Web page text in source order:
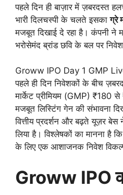
पहले दिन ही बाज़ार में ज़बरदस्त
भारी दिलचस्पी के चलते इसकाग्रे
मजबूत दिखाई दे रहा है। कंपनी ने
भरोसेमंद ब्रांड छवि के बल पर
Groww IPO Day 1 GMP
पहले ही दिन निवेशकों के बीच
मार्केट प्रीमियम (GMP) ₹180
मजबूत लिस्टिंग गेन की संभावना
वित्तीय प्रदर्शन और बढ़ते यूज़र बेस
लिया है। विश्लेषकों का मानना है
के लिए एक आशाजनक निवेश
Groww IPO